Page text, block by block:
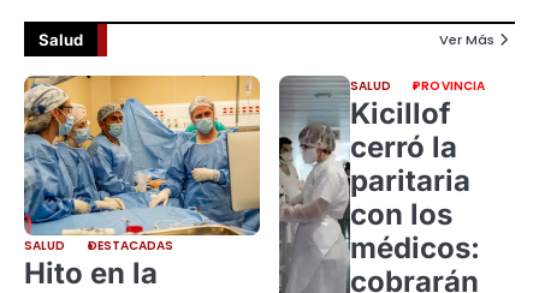
Salud Ver Más
SALUD DESTACADAS
Hito en la
SALUD PROVINCIA
Kicillof
cerró la
paritaria
con los
médicos:
cobrarán